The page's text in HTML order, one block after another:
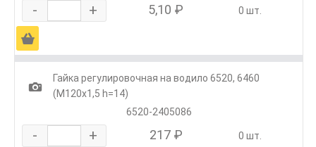
- + 5,10 ₽ 0 шт.
Ä
1
Гайка регулировочная на водило 6520, 6460
(М120х1,5 h=14)
6520-2405086
- + 217 ₽ 0 шт.